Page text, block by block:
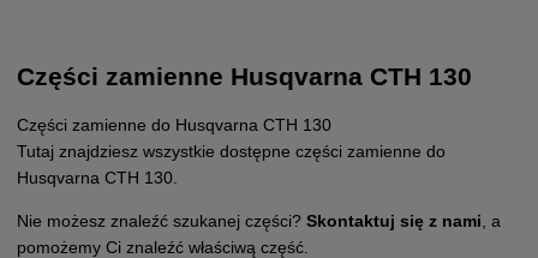
Części zamienne Husqvarna CTH 130
Części zamienne do Husqvarna CTH 130
Tutaj znajdziesz wszystkie dostępne części zamienne do
Husqvarna CTH 130.
Nie możesz znaleźć szukanej części? Skontaktuj się z nami , a
pomożemy Ci znaleźć właściwą część.